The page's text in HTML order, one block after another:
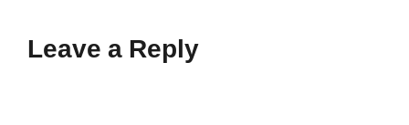
Leave a Reply